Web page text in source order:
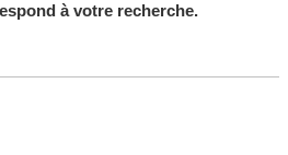
à votre recherche.